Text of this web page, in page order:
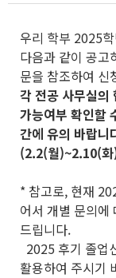
우리 학부 2025
다음과 같이 공고
문을 참조하여 신
각 전공 사무실의
가능여부 확인할
간에 유의 바랍니
(2.2(월)~2.10(
* 참고로, 현재
어서 개별 문의에
드립니다.
2025 후기 졸업
활용하여 주시기